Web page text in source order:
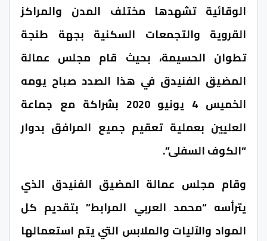
الوقائية تشهدها مختلف المدن والمراكز
القروية والتجمعات السكنية بجهة طنجة
تطوان الحسيمة، بحيث قام مجلس عمالة
المضيق الفنيدق في هذا الصدد صباح يومه
الخميس 4 يونيو 2020 بشراكة مع جماعة
العليين بعملية تعقيم جميع المرافق بدوار
“الكوف السفلى”.
وقام مجلس عمالة المضيق الفنيدق الذي
يترأسه “محمد العربي المرابط” بتقديم كل
المواد والآليات والملابس التي يتم استعمالها